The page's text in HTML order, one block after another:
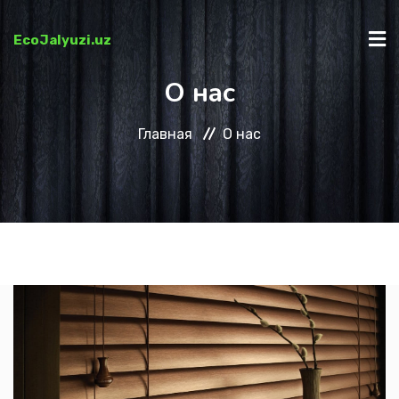
EcoJalyuzi.uz
О НАС
КАК КУПИТЬ?
КОНТАКТЫ
О нас
Главная О нас